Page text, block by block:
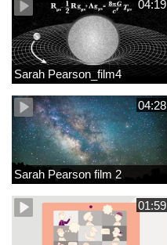
04:19
Sarah Pearson_film4
04:28
Sarah Pearson film 2
01:59